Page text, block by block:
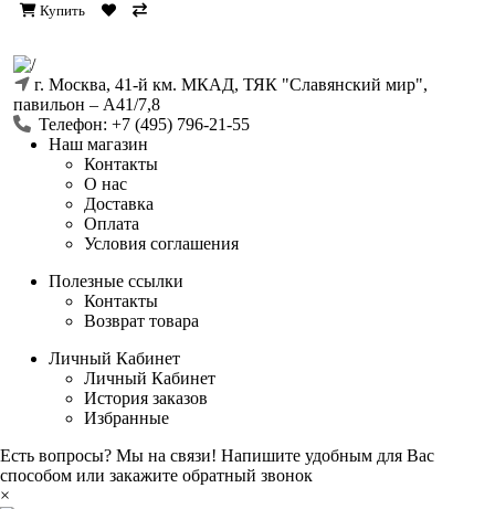
Купить
г. Москва, 41-й км. МКАД, ТЯК "Славянский мир",
павильон ‒ А41/7,8
Телефон: +7 (495) 796-21-55
Наш магазин
Контакты
О нас
Доставка
Оплата
Условия соглашения
Полезные ссылки
Контакты
Возврат товара
Личный Кабинет
Личный Кабинет
История заказов
Избранные
Есть вопросы? Мы на связи! Напишите удобным для Вас
способом или закажите обратный звонок
×